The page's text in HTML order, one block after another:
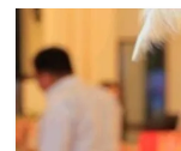
маданияты
жана
адабияты